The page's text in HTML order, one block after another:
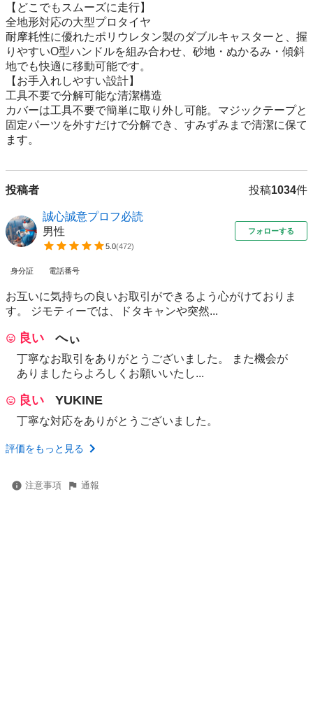
【どこでもスムーズに走行】
全地形対応の大型プロタイヤ
耐摩耗性に優れたポリウレタン製のダブルキャスターと、握
りやすいO型ハンドルを組み合わせ、砂地・ぬかるみ・傾斜
地でも快適に移動可能です。
【お手入れしやすい設計】
工具不要で分解可能な清潔構造
カバーは工具不要で簡単に取り外し可能。マジックテープと
固定パーツを外すだけで分解でき、すみずみまで清潔に保て
ます。
投稿者 投稿1034件
誠心誠意プロフ必読
男性
5.0(472)
フォローする
身分証 電話番号
お互いに気持ちの良いお取引ができるよう心がけておりま
す。 ジモティーでは、ドタキャンや突然...
良い へぃ
丁寧なお取引をありがとうございました。 また機会が
ありましたらよろしくお願いいたし...
良い YUKINE
丁寧な対応をありがとうございました。
評価をもっと見る
注意事項 通報